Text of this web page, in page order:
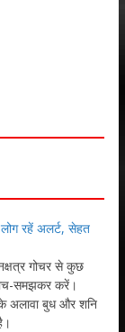
रहें अलर्ट, सेहत
गोचर से कुछ
समझकर करें।
अलावा बुध और शनि